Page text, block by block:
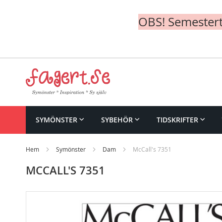
OBS!
Content
SYMÖNSTER SYBEHÖR TIDSKRIFTER
Hem Symönster Dam McCall's 7351
MCCALL'S 7351